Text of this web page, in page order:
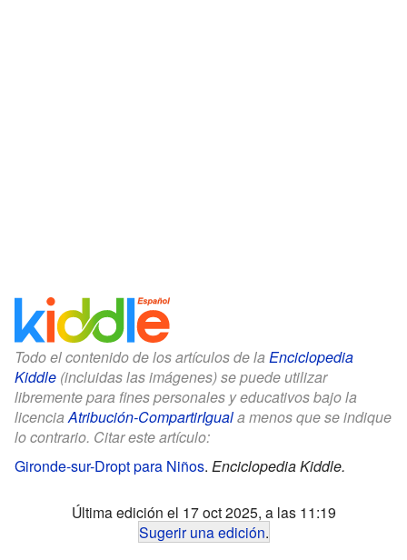
Todo el contenido de los artículos de la Enciclopedia
Kiddle (incluidas las imágenes) se puede utilizar
libremente para fines personales y educativos bajo la
licenciaAtribución-CompartirIguala menos que se indique
lo contrario. Citar este artículo:
Gironde-sur-Dropt para Niños. Enciclopedia Kiddle.
Última edición el 17 oct 2025, a las 11:19
Sugerir una edición.